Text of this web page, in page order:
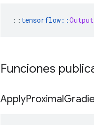
:: tensorflow ::Output
Funciones
ApplyProximal